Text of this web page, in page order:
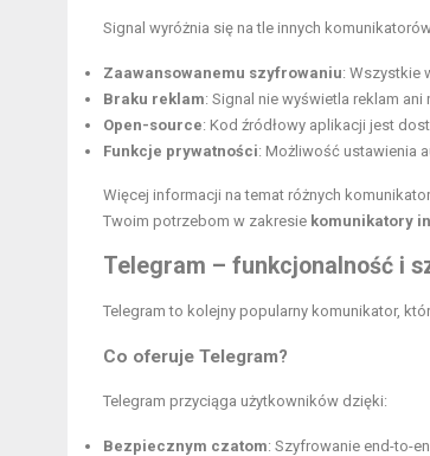
Signal wyróżnia się na tle innych
Zaawansowanemu szyfrowaniu: Wszystkie
Braku reklam: Signal nie wyświetla reklam
Open-source: Kod źródłowy aplikacji jest
Funkcje prywatności: Możliwość ustawienia
Więcej informacji na temat różnych
Twoim potrzebom w zakresie komunikatory
Telegram – funkcjonalność i
Telegram to kolejny popularny komunikator,
Co oferuje Telegram?
Telegram przyciąga użytkowników dzięki:
Bezpiecznym czatom: Szyfrowanie end-to-